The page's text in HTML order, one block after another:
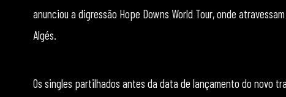
anunciou a digressão Hope Downs World Tour, onde
Algés.
Os singles partilhados antes da data de lançamento do novo